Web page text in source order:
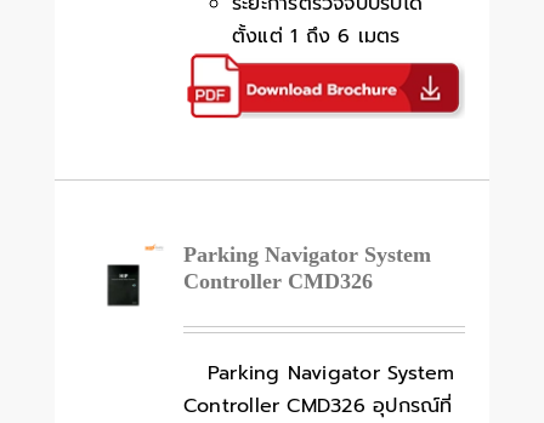
ตั้งแต่ 1 ถึง 6 เมตร
Parking Navigator System
Controller CMD326
Parking Navigator System
Controller CMD326 อุปกรณ์ที่